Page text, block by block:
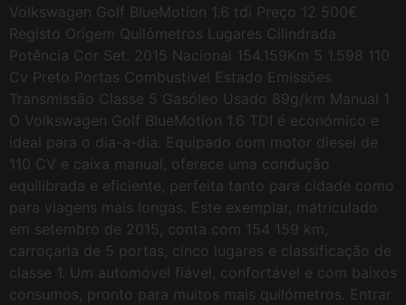
Volkswagen Golf BlueMotion 1.6 tdi Preço 12 500€
Registo Origem Quilómetros Lugares Cilindrada
Potência Cor Set. 2015 Nacional 154.159Km 5 1.598 110
Cv Preto Portas Combustível Estado Emissões
Transmissão Classe 5 Gasóleo Usado 89g/km Manual 1
O Volkswagen Golf BlueMotion 1.6 TDI é económico e
ideal para o dia-a-dia. Equipado com motor diesel de
110 CV e caixa manual, oferece uma condução
equilibrada e eficiente, perfeita tanto para cidade como
para viagens mais longas. Este exemplar, matriculado
em setembro de 2015, conta com 154 159 km,
carroçaria de 5 portas, cinco lugares e classificação de
classe 1. Um automóvel fiável, confortável e com baixos
consumos, pronto para muitos mais quilómetros. Entrar